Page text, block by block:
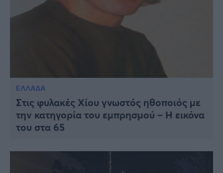
ΕΛΛΑΔΑ
Στις φυλακές Χίου γνωστός ηθοποιός με
την κατηγορία του εμπρησμού – Η εικόνα
του στα 65